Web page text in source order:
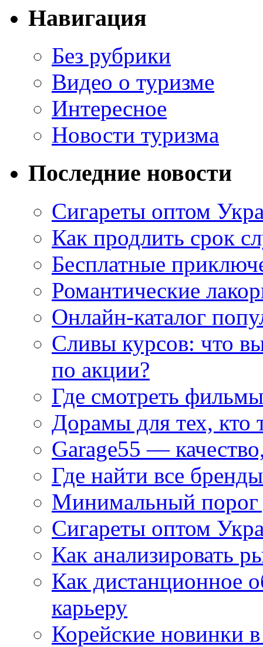
Навигация
Без рубрики
Видео о туризме
Интересное
Новости туризма
Последние новости
Сигареты оптом
Как продлить срок
Бесплатные
Романтические
Онлайн-каталог
Сливы курсов: что
по акции?
Где смотреть
Дорамы для тех, кто
Garage55 —
Где найти все
Минимальный порог
Сигареты оптом
Как анализировать
Как дистанционное
карьеру
Корейские новинки